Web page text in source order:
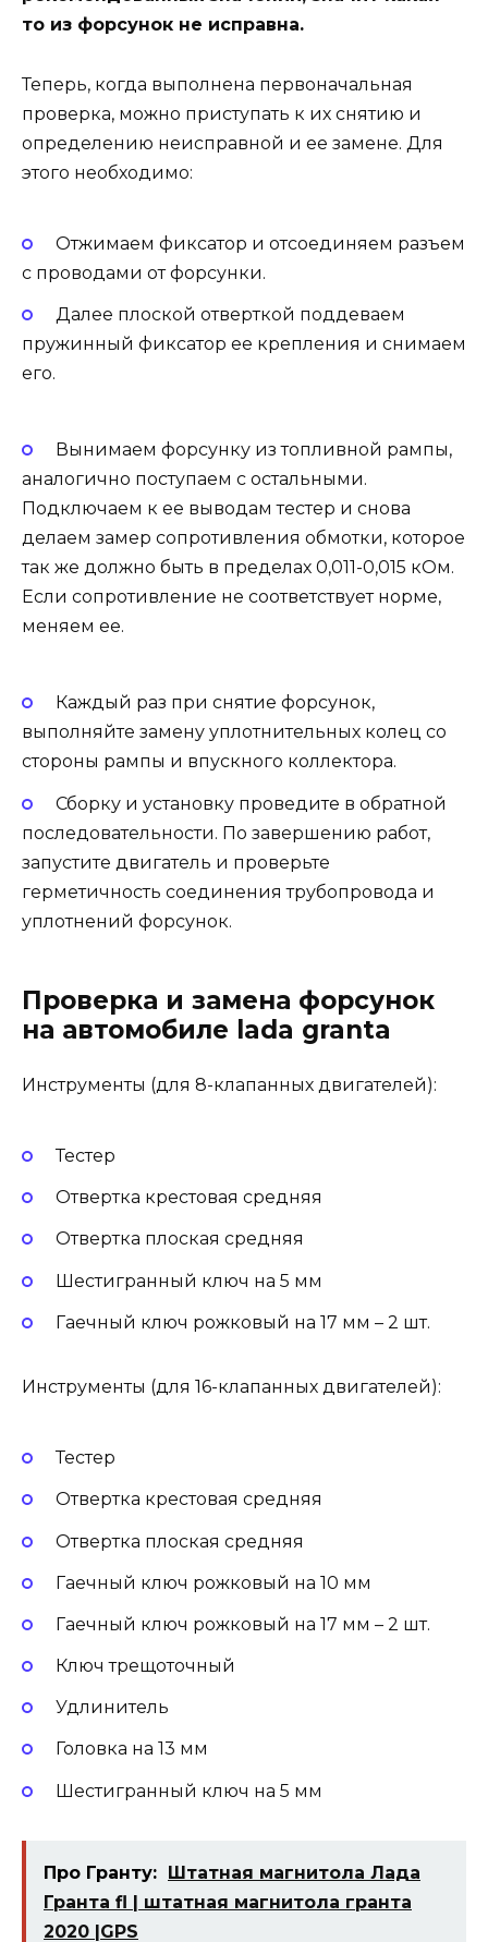
то из форсунок не исправна.
Теперь, когда выполнена первоначальная
проверка, можно приступать к их снятию и
определению неисправной и ее замене. Для
этого необходимо:
Отжимаем фиксатор и отсоединяем разъем
с проводами от форсунки.
Далее плоской отверткой поддеваем
пружинный фиксатор ее крепления и снимаем
его.
Вынимаем форсунку из топливной рампы,
аналогично поступаем с остальными.
Подключаем к ее выводам тестер и снова
делаем замер сопротивления обмотки, которое
так же должно быть в пределах 0,011-0,015 кОм.
Если сопротивление не соответствует норме,
меняем ее.
Каждый раз при снятие форсунок,
выполняйте замену уплотнительных колец со
стороны рампы и впускного коллектора.
Сборку и установку проведите в обратной
последовательности. По завершению работ,
запустите двигатель и проверьте
герметичность соединения трубопровода и
уплотнений форсунок.
Проверка и замена форсунок
на автомобиле lada granta
Инструменты (для 8-клапанных двигателей):
Тестер
Отвертка крестовая средняя
Отвертка плоская средняя
Шестигранный ключ на 5 мм
Гаечный ключ рожковый на 17 мм – 2 шт.
Инструменты (для 16-клапанных двигателей):
Тестер
Отвертка крестовая средняя
Отвертка плоская средняя
Гаечный ключ рожковый на 10 мм
Гаечный ключ рожковый на 17 мм – 2 шт.
Ключ трещоточный
Удлинитель
Головка на 13 мм
Шестигранный ключ на 5 мм
Про Гранту: Штатная магнитола Лада
Гранта fl | штатная магнитола гранта
2020 |GPS